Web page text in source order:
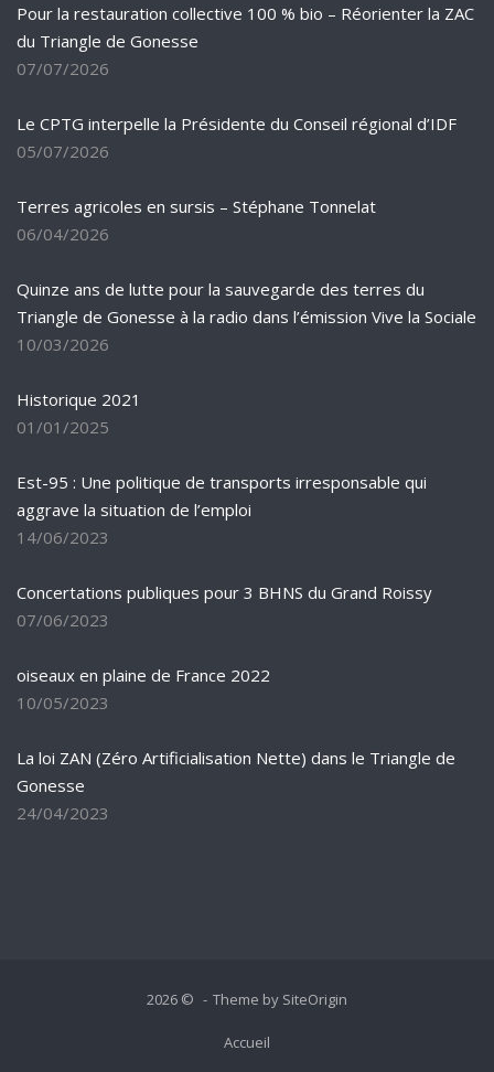
Pour la restauration collective 100 % bio – Réorienter la ZAC
du Triangle de Gonesse
07/07/2026
Le CPTG interpelle la Présidente du Conseil régional d’IDF
05/07/2026
Terres agricoles en sursis – Stéphane Tonnelat
06/04/2026
Quinze ans de lutte pour la sauvegarde des terres du
Triangle de Gonesse à la radio dans l’émission Vive la Sociale
10/03/2026
Historique 2021
01/01/2025
Est-95 : Une politique de transports irresponsable qui
aggrave la situation de l’emploi
14/06/2023
Concertations publiques pour 3 BHNS du Grand Roissy
07/06/2023
oiseaux en plaine de France 2022
10/05/2023
La loi ZAN (Zéro Artificialisation Nette) dans le Triangle de
Gonesse
24/04/2023
2026 © Theme by SiteOrigin
Accueil